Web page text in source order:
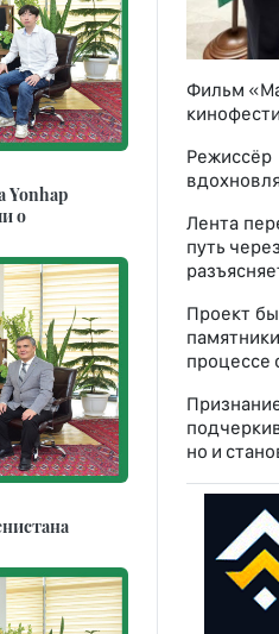
Фильм
Лента
путь
Проект
процессе
но и
Yonhap
о